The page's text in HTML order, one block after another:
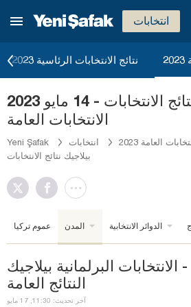
انتخابات
نتائج الانتخابات الرئاسية 2023
بيلاجيك نتائج الانتخابات - 14 مايو 2023
الانتخابات العامة
Yeni Şafak انتخابات
العامة
بيلاجيك نتائج الانتخابات
عموم تركيا المدن الدوائر الانتخابية
الانتخابات البرلمانية بيلاجيك
النتائج العامة
آخر تحديث: 11:30, 17 مايو